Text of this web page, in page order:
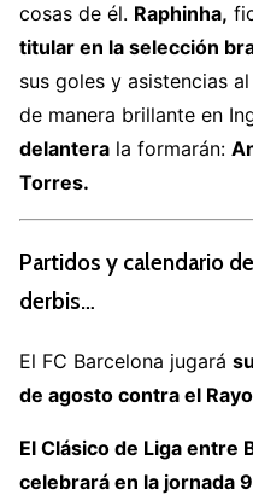
cosas de él. Raphinha,
titular en la selección
sus goles y asistencias
de manera brillante en
delantera la formarán:
Torres.
Partidos y calendario
derbis…
El FC Barcelona jugará
de agosto contra el
El Clásico de Liga entre
celebrará en la jornada